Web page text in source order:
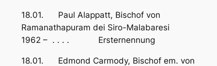
18.01. Paul Alappatt, Bischof von
Ramanathapuram dei Siro-Malabaresi
1962 – . . . . Ersternennung
18.01. Edmond Carmody, Bischof em. von